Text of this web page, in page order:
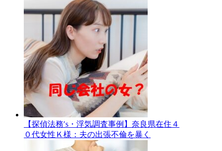
【探偵法務′s・浮気調査事例】奈良県在住４
０代女性Ｋ様：夫の出張不倫を暴く